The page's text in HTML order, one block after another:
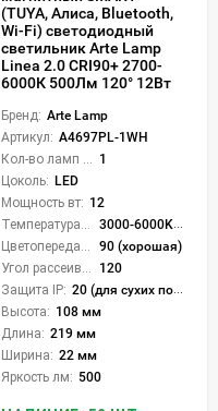
(TUYA, Алиса, Bluetooth,
Wi-Fi) светодиодный
светильник Arte Lamp
Linea 2.0 CRI90+ 2700-
6000К 500Лм 120° 12Вт
Бренд: Arte Lamp
Артикул: A4697PL-1WH
1
Цоколь: LED
Мощность вт: 12
3000-6000K (плавная рег.)
90 (хорошая)
120
Защита IP: 20 (для сухих пом.)
Высота: 108 мм
Длина: 219 мм
Ширина: 22 мм
Яркость лм: 500